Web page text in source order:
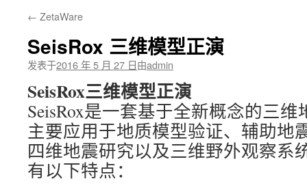
文← ZetaWare
SeisRox 三维模型正演
发表于2016 年 5 月 27 日由admin
SeisRox三维模型正演
SeisRox是一套基于全新概念的三
主要应用于地质模型验证、辅助地
四维地震研究以及三维野外观察系
有以下特点：